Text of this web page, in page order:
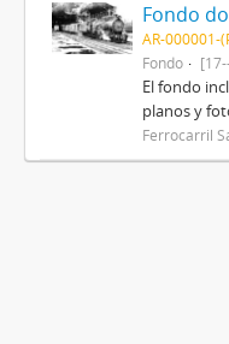
AR-000001-
Fondo
El fondo
planos y
Ferrocarril